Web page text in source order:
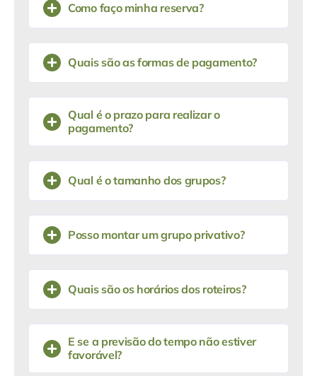
Como faço minha reserva?
Quais são as formas de pagamento?
Qual é o prazo para realizar o
pagamento?
Qual é o tamanho dos grupos?
Posso montar um grupo privativo?
Quais são os horários dos roteiros?
E se a previsão do tempo não estiver
favorável?